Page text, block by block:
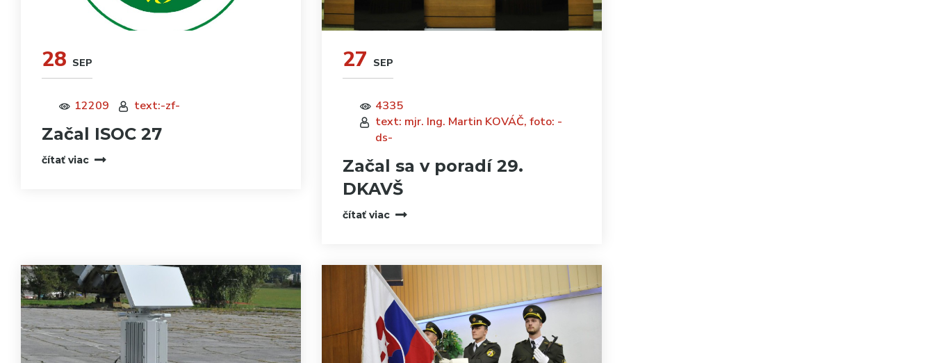
28 SEP
12209 text:-zf-
Začal ISOC 27
čítať viac
27 SEP
4335
text: mjr. Ing. Martin KOVÁČ, foto: -
ds-
Začal sa v poradí 29.
DKAVŠ
čítať viac